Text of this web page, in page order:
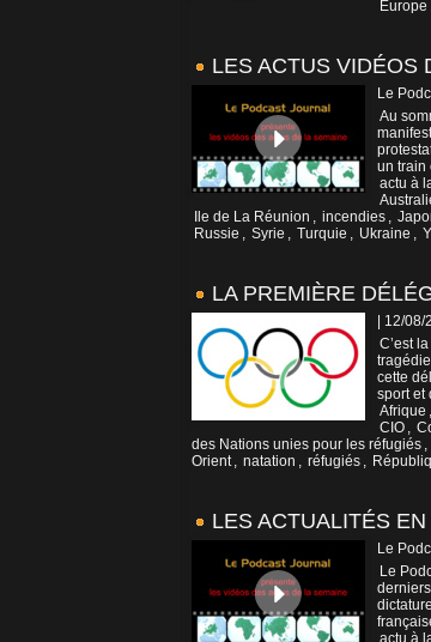
Europe
LES ACTUS VIDÉOS
Le
Au
un train
actu à
Ile de La Réunion , incendies ,
Russie , Syrie , Turquie , Ukraine ,
LA PREMIÈRE
| 12/
C’est
cette
sport et
Afrique ,
CIO ,
des Nations unies pour les réfugiés ,
Orient , natation , réfugiés ,
LES ACTUALITÉS
Le
Le
actu à